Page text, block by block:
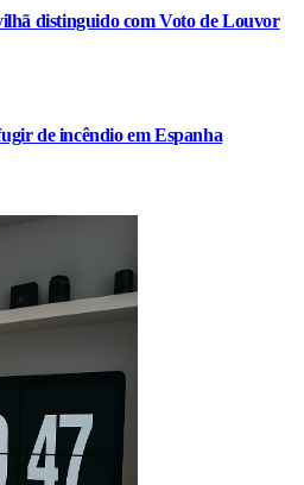
distinguido com Voto de Louvor
de incêndio em Espanha